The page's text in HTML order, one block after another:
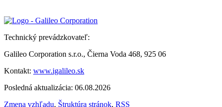
Technický prevádzkovateľ:
Galileo Corporation s.r.o., Čierna Voda 468, 925 06
Kontakt: www.igalileo.sk
Posledná aktualizácia: 06.08.2026
Zmena vzhľadu, Štruktúra stránok, RSS